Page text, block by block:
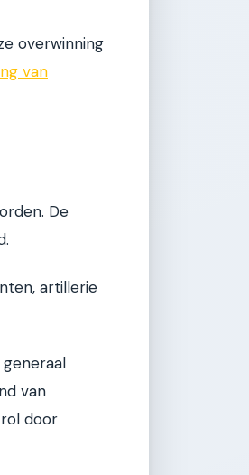
overwinning
van
De
artillerie
van
door